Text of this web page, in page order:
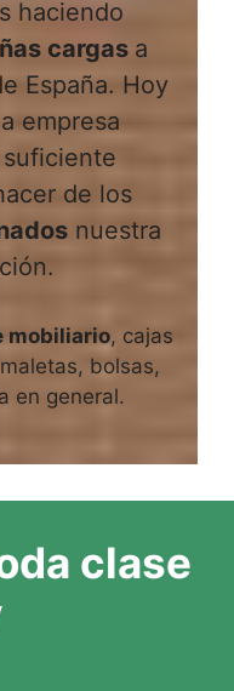
haciendo
cargas a
España. Hoy
empresa
de los
nuestra
mobiliario, cajas
bolsas,
en general.
clase